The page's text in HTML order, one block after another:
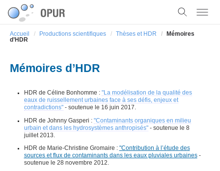
Accueil Productions scientifiques Thèses et HDR
Mémoires
d’HDR
Mémoires d’HDR
HDR de Céline Bonhomme : "La modélisation de la qualité des
eaux de ruissellement urbaines face à ses défis, enjeux et
contradictions"- soutenue le 16 juin 2017.
HDR de Johnny Gasperi : "Contaminants organiques en milieu
urbain et dans les hydrosystèmes anthropisés"- soutenue le 8
juillet 2013.
HDR de Marie-Christine Gromaire : "Contribution à l’étude des
sources et flux de contaminants dans les eaux pluviales urbaines-
soutenue le 28 novembre 2012.